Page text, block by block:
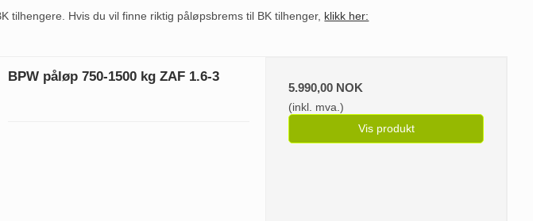
tilhengere. Hvis du vil finne riktig påløpsbrems til BK tilhenger, klikk her:
BPW påløp 750-1500 kg ZAF 1.6-3
5.990,00 NOK
(inkl. mva.)
Vis produkt